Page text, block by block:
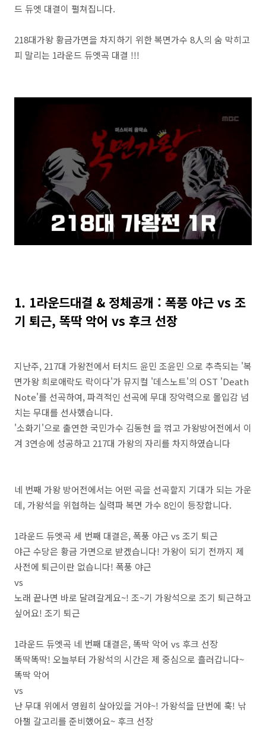
드 듀엣 대결이 펼쳐집니다.
218대가왕 황금가면을 차지하기 위한 복면가수 8人의 숨 막히고
피 말리는 1라운드 듀엣곡 대결 !!!
1. 1라운드대결 & 정체공개 : 폭풍 야근 vs 조
기 퇴근, 똑딱 악어 vs 후크 선장
지난주, 217대 가왕전에서 터치드 윤민 조윤민 으로 추측되는 '복
면가왕 희로애락도 락이다'가 뮤지컬 '데스노트'의 OST 'Death
Note'를 선곡하여, 파격적인 선곡에 무대 장악력으로 몰입감 넘
치는 무대를 선사했습니다.
'소화기'으로 출연한 국민가수 김동현 을 꺾고 가왕방어전에서 이
겨 3연승에 성공하고 217대 가왕의 자리를 차지하였습니다
네 번째 가왕 방어전에서는 어떤 곡을 선곡할지 기대가 되는 가운
데, 가왕석을 위협하는 실력파 복면 가수 8인이 등장합니다.
1라운드 듀엣곡 세 번째 대결은, 폭풍 야근 vs 조기 퇴근
야근 수당은 황금 가면으로 받겠습니다! 가왕이 되기 전까지 제
사전에 퇴근이란 없습니다! 폭풍 야근
vs
노래 끝나면 바로 달려갈게요~! 조~기 가왕석으로 조기 퇴근하고
싶어요! 조기 퇴근
1라운드 듀엣곡 네 번째 대결은, 똑딱 악어 vs 후크 선장
똑딱똑딱! 오늘부터 가왕석의 시간은 제 중심으로 흘러갑니다~
똑딱 악어
vs
난 무대 위에서 영원히 살아있을 거야~! 가왕석을 단번에 훅! 낚
아챌 갈고리를 준비했어요~ 후크 선장